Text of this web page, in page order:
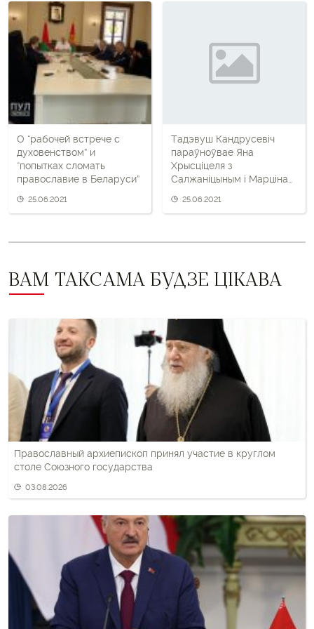
пост
і
наступны
пост
О “рабочей встрече с
духовенством” и
“попытках сломать
православие в Беларуси”
25.06.2021
Тадэвуш Кандрусевіч
параўноўвае Яна
Хрысціцеля з
Салжаніцыным і Марцінам
25.06.2021
ВАМ ТАКСАМА БУДЗЕ ЦІКАВА
Православный архиепископ принял участие в круглом
столе Союзного государства
03.08.2026